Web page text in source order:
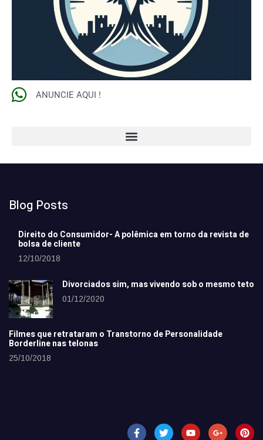
ANUNCIE AQUI !
Blog Posts
Direito do Consumidor- A polêmica em torno da revista de
bolsa de cliente
12/10/2018
Divorciados sim, mas vivendo sob o mesmo teto
01/12/2020
Filmes que retrataram o Transtorno de Personalidade
Borderline nas telonas
25/10/2018